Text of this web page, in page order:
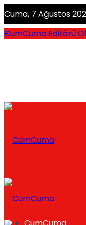
Cuma, 7 Ağustos
CumCuma Editörü